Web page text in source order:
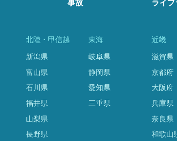
事故 ライ
北陸・甲信越
新潟県
富山県
石川県
福井県
山梨県
長野県
東海
岐阜県
静岡県
愛知県
三重県
近畿
滋賀県
京都府
大阪府
兵庫県
奈良県
和歌山